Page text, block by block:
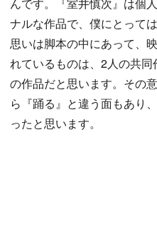
んです。『室井慎次』は個
ナルな作品で、僕にとって
思いは脚本の中にあって、
れているものは、2人の共
の作品だと思います。その
ら『踊る』と違う面もあり
ったと思います。